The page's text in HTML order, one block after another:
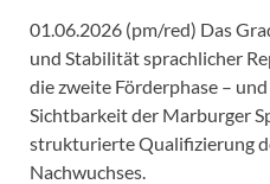
01.06.2026 (pm/red) Das
und Stabilität sprachlicher
die zweite Förderphase –
Sichtbarkeit der Marburger
strukturierte Qualifizierung
Nachwuchses.